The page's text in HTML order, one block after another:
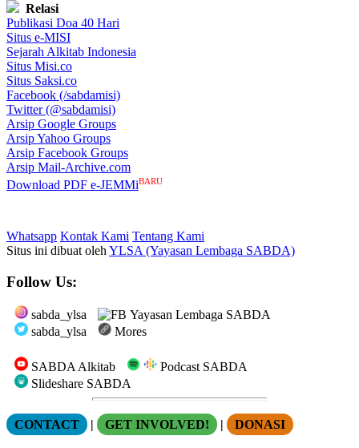
Relasi
Publikasi Doa 40 Hari
Situs e-MISI
Sejarah Alkitab Indonesia
Situs Misi.co
Situs Saksi.co
Facebook (/sabdamisi)
Twitter (@sabdamisi)
Arsip Google Groups
Arsip Yahoo Groups
Arsip Facebook Groups
Arsip Mail-Archive.com
Download PDF e-JEMMiBARU
Whatsapp Kontak Kami Tentang Kami
Situs ini dibuat oleh YLSA (Yayasan Lembaga SABDA)
Follow Us:
sabda_ylsa
Yayasan Lembaga SABDA
sabda_ylsa
Mores
SABDA Alkitab
Podcast SABDA
Slideshare SABDA
CONTACT | GET INVOLVED! | DONASI